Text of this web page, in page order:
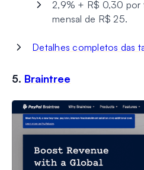
2,9% + R$ 0,30 por
mensal de R$ 25.
Detalhes completos das
5. Braintree